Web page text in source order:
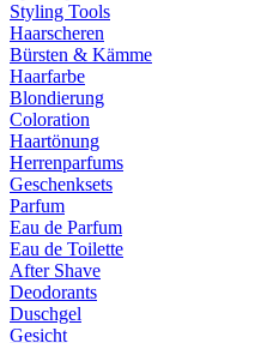
Styling Tools
Haarscheren
Bürsten & Kämme
Haarfarbe
Blondierung
Coloration
Haartönung
Herrenparfums
Geschenksets
Parfum
Eau de Parfum
Eau de Toilette
After Shave
Deodorants
Duschgel
Gesicht